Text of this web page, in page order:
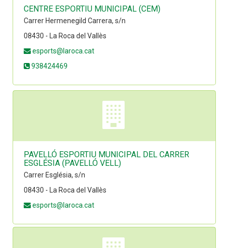
CENTRE ESPORTIU MUNICIPAL (CEM)
Carrer Hermenegild Carrera, s/n
08430 - La Roca del Vallès
esports@laroca.cat
938424469
PAVELLÓ ESPORTIU MUNICIPAL DEL CARRER
ESGLÉSIA (PAVELLÓ VELL)
Carrer Església, s/n
08430 - La Roca del Vallès
esports@laroca.cat